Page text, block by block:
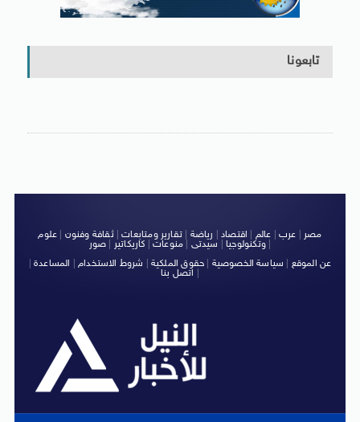
تابعونا
مصر عرب عالم اقتصاد رياضة |تقارير ومتابعات|ثقافة وفنون
علوم
وتكنولوجيا| سيدتى منوعات كاريكاتير صور
|
عن الموقع
سياسة الخصوصية حقوق الملكية شروط الاستخدام| المساعدة|
اتصل بنا